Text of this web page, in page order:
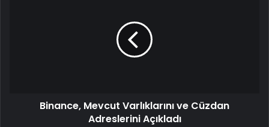
Binance, Mevcut Varlıklarını ve Cüzdan
Adreslerini Açıkladı